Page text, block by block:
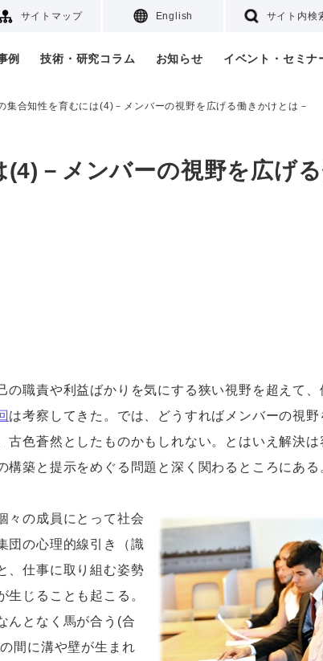
サイトマップ English サイト内検
例 技術・研究コラム お知らせ イベント・セミナ
合知性を育むには(4)－メンバーの視野を広げる働きかけとは－
－メンバーの視野を広げ
職責や利益ばかりを気にする狭い視野を超えて、
は考察してきた。では、どうすればメンバーの視野
色蒼然としたものかもしれない。とはいえ解決は
築と提示をめぐる問題と深く関わるところにある
々の成員にとって社会
団の心理的線引き（識
、仕事に取り組む姿勢
じることも起こる。
んとなく馬が合う(合
間に溝や壁が生まれ